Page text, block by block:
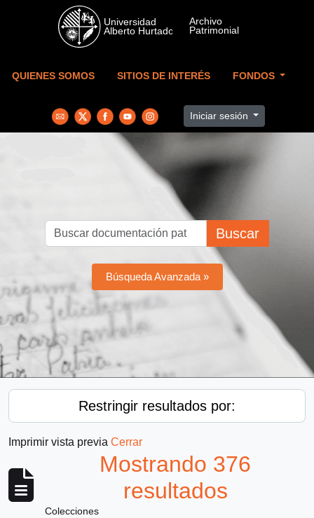
Skip to main content
QUIENES SOMOS SITIOS DE INTERÉS FONDOS
Iniciar sesión
Buscar
Búsqueda Avanzada »
Restringir resultados por:
Imprimir vista previa Cerrar
Mostrando 376
resultados
Colecciones